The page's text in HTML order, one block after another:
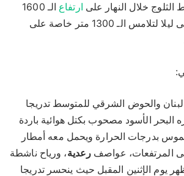
الثلوج خلال النهار على ارتفاع
الـ 1600
متر خلال النهار وتتدنى ليلا لتلامس الـ 1300 متر خاصة على
لبنان والحوض الشرقي للمتوسط تدريجا
الأسود مصحوب بكتل هوائية باردة
بدرجات الحرارة ويحمل معه أمطار
المرتفعات، عواصف رعدية، ورياح ناشطة
يوم الإثنين المقبل حيث ينحسر تدريجا